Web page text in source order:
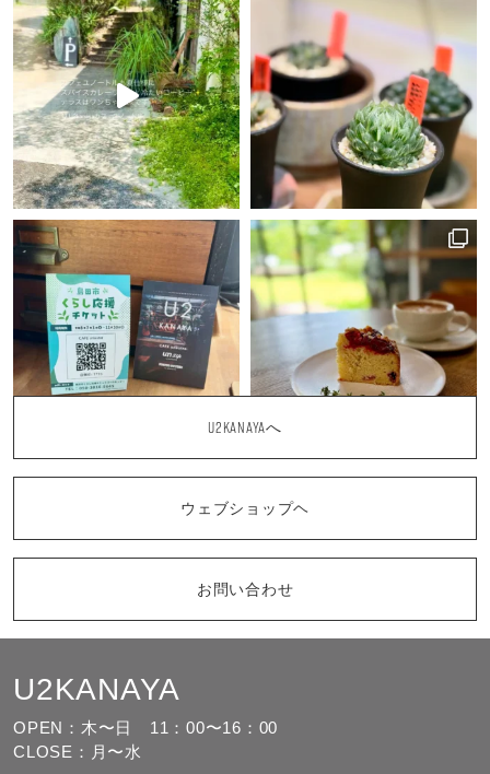
もっと見る フォローする
U2KANAYAへ
ウェブショップヘ
お問い合わせ
U2KANAYA
OPEN：木〜日 11：00〜16：00
CLOSE：月〜水